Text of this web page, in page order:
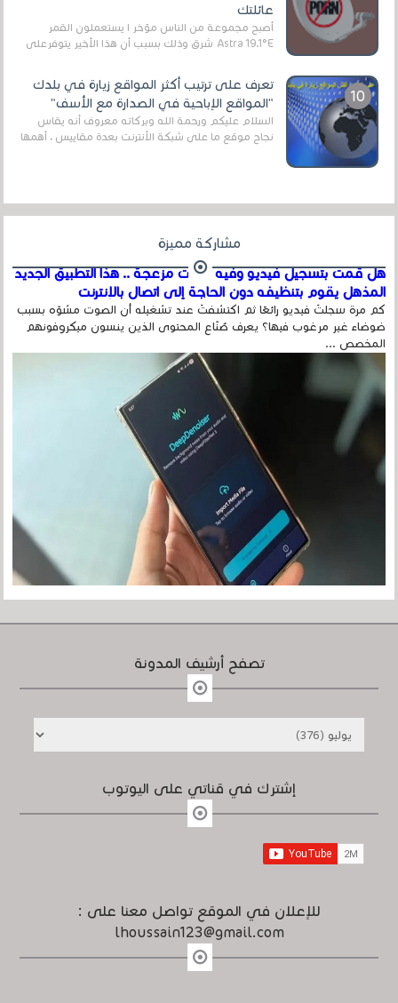
عائلتك
أصبح مجموعة من الناس مؤخر ا يستعملون القمر
Astra 19.1°E شرق وذلك بسبب أن هذا الأخير يتوفرعلى
تعرف على ترتيب أكثر المواقع زيارة في بلدك
"المواقع الإباحية في الصدارة مع الأسف"
السلام عليكم ورحمة الله وبركاته معروف أنه يقاس
نجاح موقع ما على شبكة الأنترنت بعدة مقاييس ، أهمها
مشاركة مميزة
هل قمت بتسجيل فيديو وفيه أصوت مزعجة .. هذا التطبيق الجديد
المذهل يقوم بتنظيفه دون الحاجة إلى اتصال بالإنترنت
كم مرة سجلتَ فيديو رائعًا ثم اكتشفتَ عند تشغيله أن الصوت مشوّه بسبب
ضوضاء غير مرغوب فيها؟ يعرف صُنّاع المحتوى الذين ينسون ميكروفونهم
المخصص ...
تصفح أرشيف المدونة
إشترك في قناتي على اليوتوب
للإعلان في الموقع تواصل معنا على :
lhoussain123@gmail.com